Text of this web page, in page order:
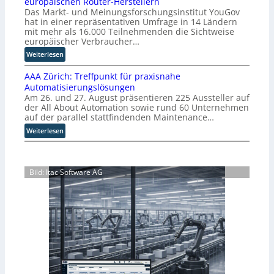
b
l
i
c
k
t
a
u
f
d
i
e
Z
u
n
f
t
d
e
r
I
n
d
m
m
s
s
i
o
n
s
t
a
r
t
t
B
i
e
t
e
r
v
e
r
Das Markt- und Meinungsforschungsinstitut YouGov
hat in einer repräsentativen Umfrage in 14 Ländern
mit mehr als 16.000 Teilnehmenden die Sichtweise
europäischer Verbraucher…
Weiterlesen:
S
t
u
d
i
e
z
e
t
M
s
r
a
u
AAA Zürich: Treffpunkt für praxisnahe
Automatisierungslösungen
Am 26. und 27. August präsentieren 225 Aussteller auf
der All About Automation sowie rund 60 Unternehmen
auf der parallel stattfindenden Maintenance…
Weiterlesen:
A
Z
ü
r
i
h
:
T
r
Bild: Itac Software AG